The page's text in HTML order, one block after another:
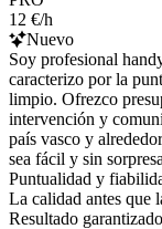
12 €/h
Nuevo
Soy profesional
caracterizo por la
limpio. Ofrezco
intervención y
país vasco y
sea fácil y sin
Puntualidad y
La calidad antes que
Resultado garantizado